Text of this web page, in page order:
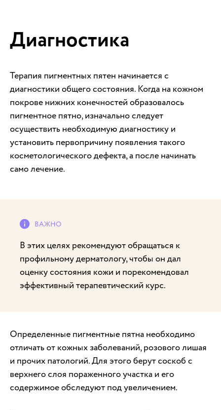
Диагностика
Терапия пигментных пятен начинается с
диагностики общего состояния. Когда на кожном
покрове нижних конечностей образовалось
пигментное пятно, изначально следует
осуществить необходимую диагностику и
установить первопричину появления такого
косметологического дефекта, а после начинать
само лечение.
В этих целях рекомендуют обращаться к
профильному дерматологу, чтобы он дал
оценку состояния кожи и порекомендовал
эффективный терапевтический курс.
Определенные пигментные пятна необходимо
отличать от кожных заболеваний, розового лишая
и прочих патологий. Для этого берут соскоб с
верхнего слоя пораженного участка и его
содержимое обследуют под увеличением.